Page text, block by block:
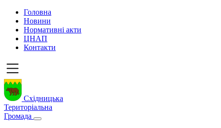
Головна
Новини
Нормативні акти
ЦНАП
Контакти
Східницька
Територіальна
Громада